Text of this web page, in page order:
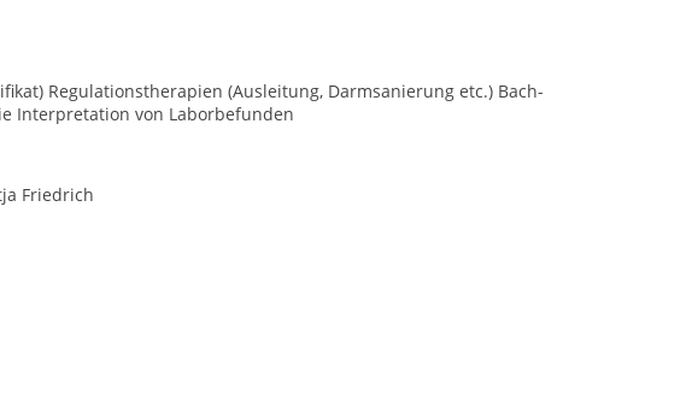
Regulationstherapien (Ausleitung, Darmsanierung etc.) Bach-
Interpretation von Laborbefunden
Friedrich